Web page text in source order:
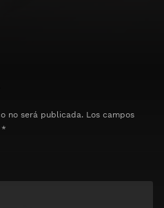
no será publicada. Los campos
*